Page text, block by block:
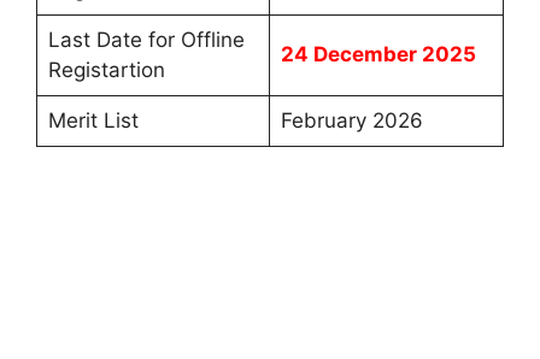
Last Date for Offline
Registartion
24 December 2025
Merit List February 2026